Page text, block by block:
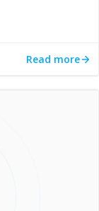
Read more